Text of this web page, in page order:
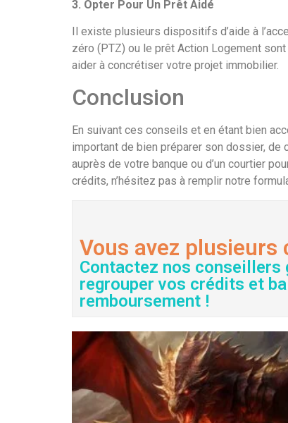
3. Opter Pour Un Prêt Aidé
Il existe plusieurs dispositifs d’aide à
zéro (PTZ) ou le prêt Action Logement
aider à concrétiser votre projet immobilier.
Conclusion
En suivant ces conseils et en étant bien
important de bien préparer son dossier,
auprès de votre banque ou d’un courtier
crédits, n’hésitez pas à remplir notre
Vous avez plusieurs
Contactez nos conseillers
regrouper vos crédits et
remboursement !